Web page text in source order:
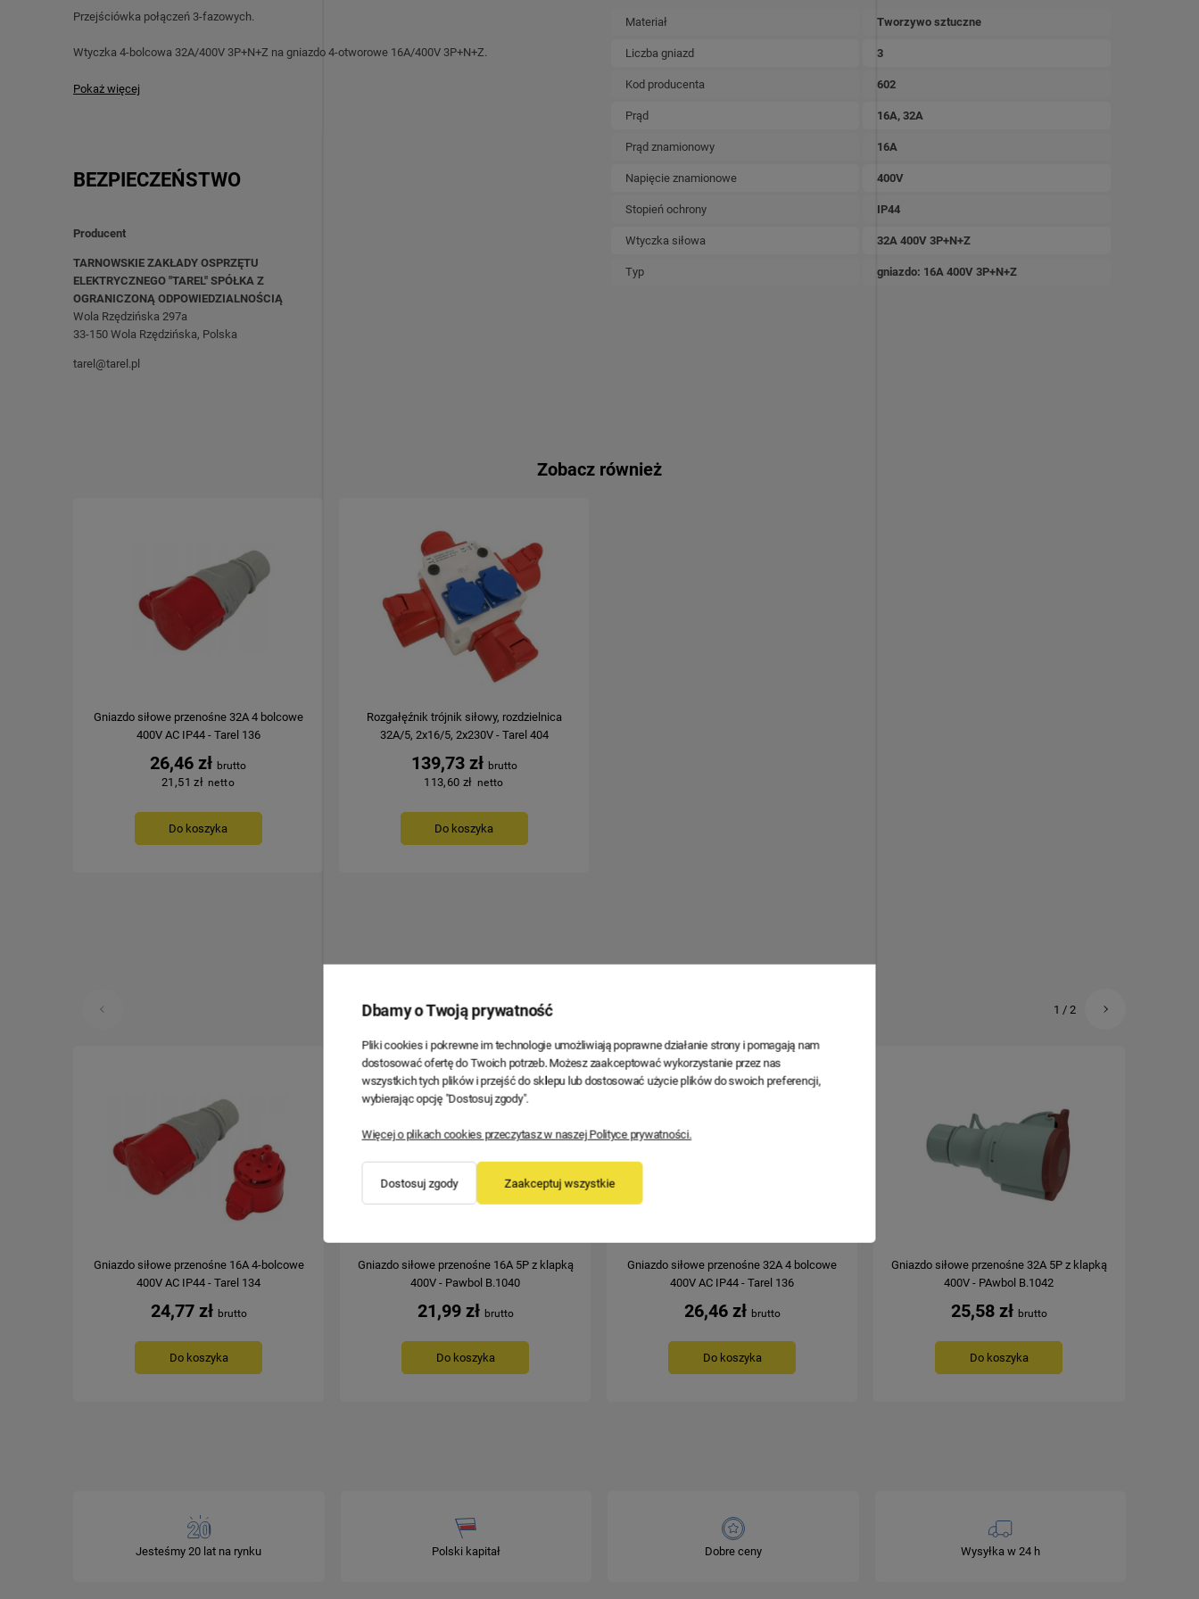
Przejściówka połączeń 3-fazowych.
Wtyczka 4-bolcowa 32A/400V 3P+N+Z na gniazdo 4-otworowe 16A/400V 3P+N+Z.
Pokaż więcej
BEZPIECZEŃSTWO
Producent
TARNOWSKIE ZAKŁADY OSPRZĘTU
ELEKTRYCZNEGO "TAREL" SPÓŁKA Z
OGRANICZONĄ ODPOWIEDZIALNOŚCIĄ
Wola Rzędzińska 297a
33-150 Wola Rzędzińska, Polska
tarel@tarel.pl
Materiał Tworzywo sztuczne
Liczba gniazd 3
Kod producenta 602
Prąd 16A, 32A
Prąd znamionowy 16A
Napięcie znamionowe 400V
Stopień ochrony IP44
Wtyczka siłowa 32A 400V 3P+N+Z
Typ gniazdo: 16A 400V 3P+N+Z
Zobacz również
Gniazdo siłowe przenośne 32A 4 bolcowe
400V AC IP44 - Tarel 136
26,46 zł
21,51 zł
Do koszyka
Rozgałęźnik trójnik siłowy, rozdzielnica
32A/5, 2x16/5, 2x230V - Tarel 404
139,73 zł
113,60 zł
Do koszyka
INNE PRODUKTY Z TEJ KATEGORII
Gniazdo siłowe przenośne 16A 4-bolcowe
400V AC IP44 - Tarel 134
24,77 zł
Do koszyka
Gniazdo siłowe przenośne 16A 5P z klapką
400V - Pawbol B.1040
21,99 zł
Do koszyka
Gniazdo siłowe przenośne 32A 4 bolcowe
400V AC IP44 - Tarel 136
26,46 zł
Do koszyka
Gniazdo siłowe przenośne 32A 5P z klapką
400V - PAwbol B.1042
25,58 zł
Do koszyka
1 / 2
Jesteśmy 20 lat na rynku Polski kapitał Dobre ceny Wysyłka w 24 h
Dbamy o Twoją prywatność
Pliki cookies i pokrewne im technologie umożliwiają poprawne działanie strony i pomagają nam
dostosować ofertę do Twoich potrzeb. Możesz zaakceptować wykorzystanie przez nas
wszystkich tych plików i przejść do sklepu lub dostosować użycie plików do swoich preferencji,
wybierając opcję "Dostosuj zgody".
Więcej o plikach cookies przeczytasz w naszej Polityce prywatności.
Dostosuj zgody Zaakceptuj wszystkie